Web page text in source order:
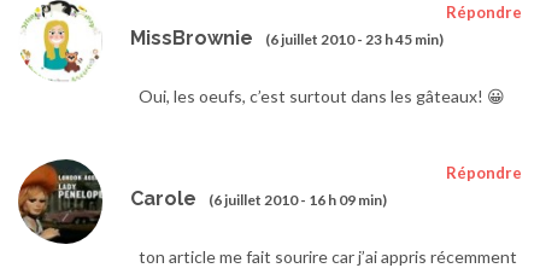
MissBrownie (6 juillet 2010 - 23 h 45 min)
Répondre
Oui, les oeufs, c’est surtout dans les gâteaux! 😀
Carole (6 juillet 2010 - 16 h 09 min)
Répondre
ton article me fait sourire car j’ai appris récemment